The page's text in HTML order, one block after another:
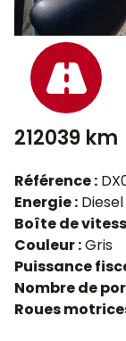
212039 km
Référence :
Energie : Diesel
Boîte de
Couleur :Gris
Puissance
Nombre de
Roues